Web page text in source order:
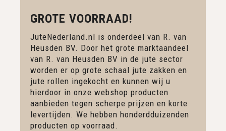
GROTE VOORRAAD!
JuteNederland.nl is onderdeel van R. van
Heusden BV. Door het grote marktaandeel
van R. van Heusden BV in de jute sector
worden er op grote schaal jute zakken en
jute rollen ingekocht en kunnen wij u
hierdoor in onze webshop producten
aanbieden tegen scherpe prijzen en korte
levertijden. We hebben honderdduizenden
producten op voorraad.